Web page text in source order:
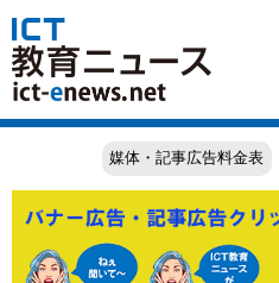
媒体・記事広告料金表